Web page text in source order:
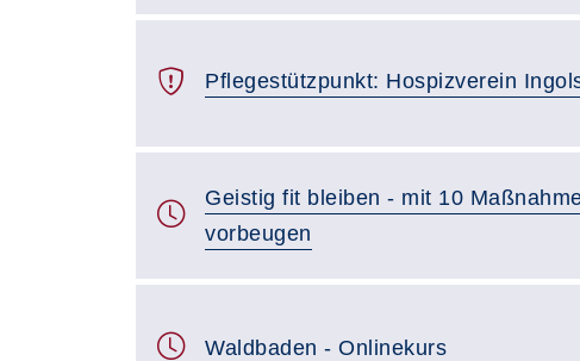
Pflegestützpunkt: Hospizverein
Geistig fit bleiben - mit 10
vorbeugen
Waldbaden - Onlinekurs